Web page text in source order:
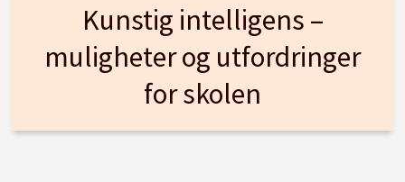
Kunstig intelligens –
muligheter og utfordringer
for skolen